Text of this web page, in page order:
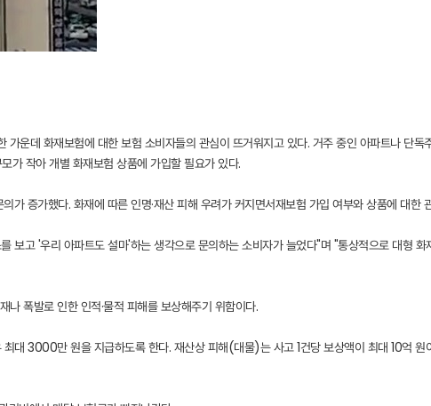
운데 화재보험에 대한 보험 소비자들의 관심이 뜨거워지고 있다. 거주 중인 아파트나 단
가 작아 개별 화재보험 상품에 가입할 필요가 있다.
증가했다. 화재에 따른 인명·재산 피해 우려가 커지면서재보험 가입 여부와 상품에 대한
보고 '우리 아파트도 설마'하는 생각으로 문의하는 소비자가 늘었다"며 "통상적으로 대형
폭발로 인한 인적·물적 피해를 보상해주기 위함이다.
대 3000만 원을 지급하도록 한다. 재산상 피해(대물)는 사고 1건당 보상액이 최대 10억